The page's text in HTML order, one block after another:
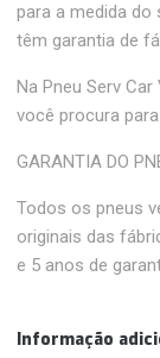
para a medida
têm garantia de
Na Pneu Serv
você procura
GARANTIA DO
Todos os pneus
originais das
e 5 anos de
Informação